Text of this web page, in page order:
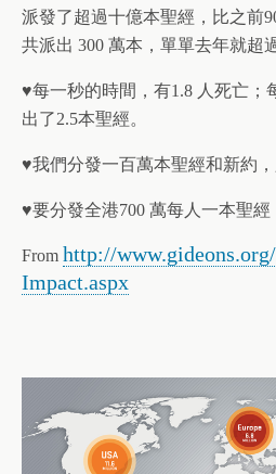
派發了超過十億本聖經，比之前
共派出 300 萬本，單單去年就超
♥每一秒的時間，有1.8 人死亡；
出了2.5本聖經。
♥我們分發一百萬本聖經和新約，
♥要分發全港700 萬每人一本聖經
From http://
Impact.aspx